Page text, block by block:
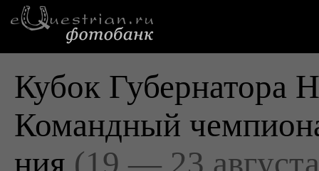
Кубок Губернатора
Командный
ния (19 — 23